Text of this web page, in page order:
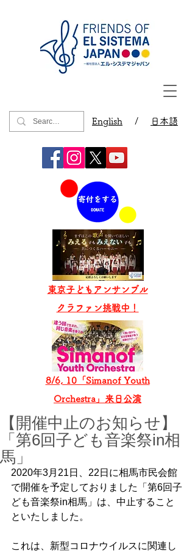
English / 日本語
8/6, 10「Simanof Youth
Orchestra」来日公演
東京子どもアンサンブル
​クラファン挑戦中！
【開催中止のお知らせ】
「第6回子ども音楽祭in相
馬」
2020年3月21日、22日に相馬市民会館
で開催を予定しておりました「第6回子
ども音楽祭in相馬」は、中止すること
といたしました。
これは、新型コロナウイルスに関連し